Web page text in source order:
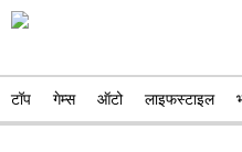
टॉप गेम्स ऑटो लाइफस्टाइल